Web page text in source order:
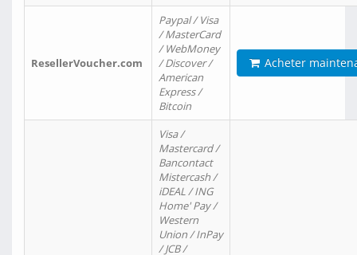
ResellerVoucher.com
Paypal / Visa
/ MasterCard
/ WebMoney
/ Discover /
American
Express /
Bitcoin
Acheter
Visa /
Mastercard /
Bancontact
Mistercash /
iDEAL / ING
Home' Pay /
Western
Union / InPay
/ JCB /